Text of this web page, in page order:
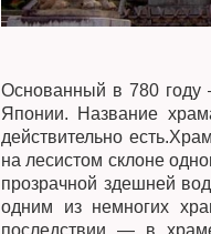
Основанный в 780
Японии. Название
действительно
на лесистом склоне
прозрачной здешней
одним из немногих
последствии — в